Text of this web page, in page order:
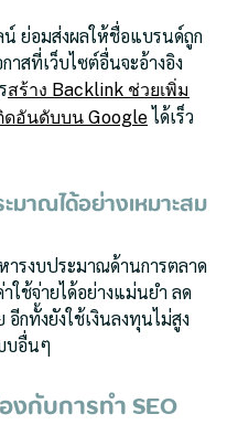
น์ ย่อมส่งผลให้ชื่อแบรนด์ถูก
สที่เว็บไซต์อื่นจะอ้างอิง
สร้าง Backlink ช่วยเพิ่ม
อันดับบน Googleได้เร็ว
าณได้อย่างเหมาะสม
ารงบประมาณด้านการตลาด
ใช้จ่ายได้อย่างแม่นยำ ลด
กทั้งยังใช้เงินลงทุนไม่สูง
บอื่นๆ
งกับการทำ SEO